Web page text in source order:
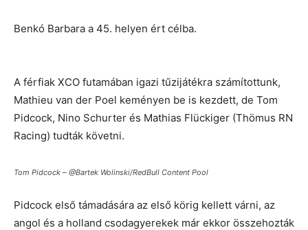
Benkó Barbara a 45. helyen ért célba.
A férfiak XCO futamában igazi tűzijátékra számítottunk,
Mathieu van der Poel keményen be is kezdett, de Tom
Pidcock, Nino Schurter és Mathias Flückiger (Thömus RN
Racing) tudták követni.
Tom Pidcock – @Bartek Wolinski/RedBull Content Pool
Pidcock első támadására az első körig kellett várni, az
angol és a holland csodagyerekek már ekkor összehozták